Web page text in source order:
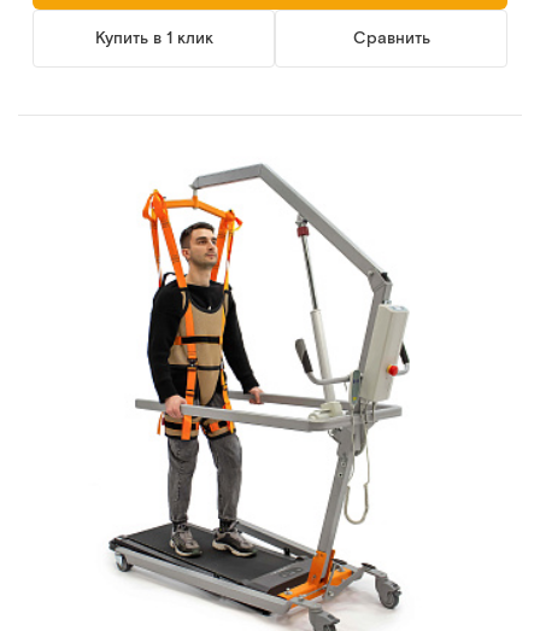
Купить в 1 клик Сравнить